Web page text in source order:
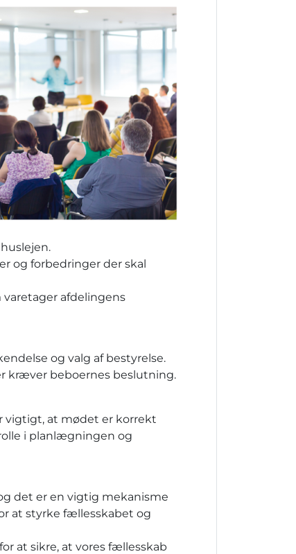
og forbedringer der skal
varetager afdelingens
og valg af bestyrelse.
kræver beboernes beslutning.
vigtigt, at mødet er korrekt
i planlægningen og
det er en vigtig mekanisme
at styrke fællesskabet og
at sikre, at vores fællesskab